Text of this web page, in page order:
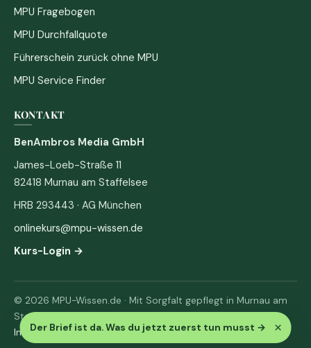
Der Brief ist da. Was du jetzt zuerst tun musst → ×
MPU Fragebogen
MPU Durchfallquote
Führerschein zurück ohne MPU
MPU Service Finder
KONTAKT
BenAmbros Media GmbH
James-Loeb-Straße 11
82418 Murnau am Staffelsee
HRB 293443 · AG München
onlinekurs@mpu-wissen.de
Kurs-Login →
© 2026 MPU-Wissen.de · Mit Sorgfalt gepflegt in Murnau am
Staffelsee
Impressum· Datenschutz & AGB